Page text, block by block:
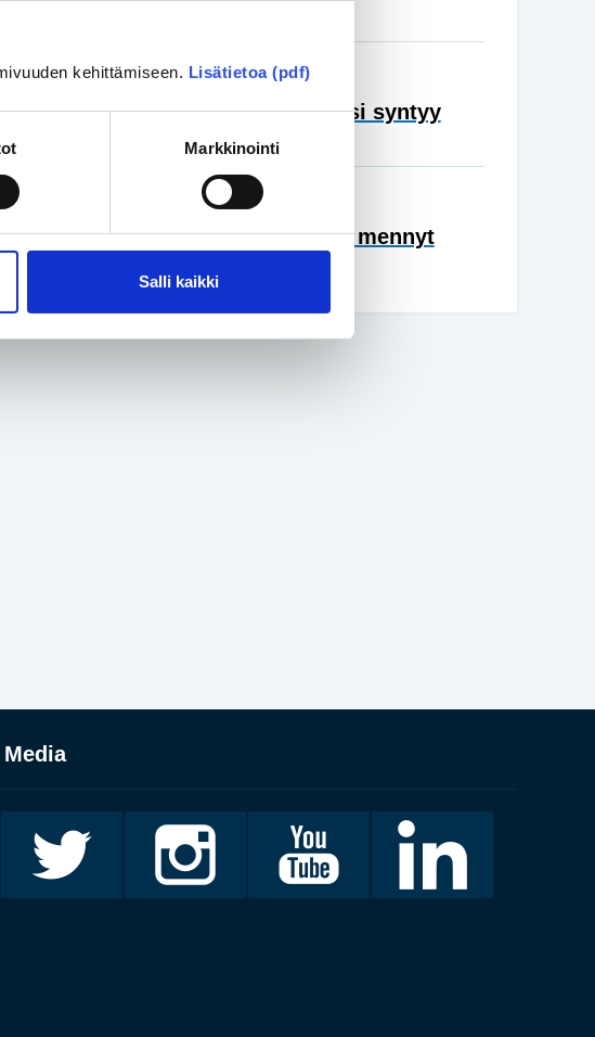
kehittämiseen. Lisätietoa (pdf)
Markkinointi
Salli kaikki
Yhteiskunta• 27.05.2026
Perhe on uuden äärellä, kun lapsi syntyy
lyhytkasvuisena
• 18.05.2026
Ruotsissa vammaispolitiikka on mennyt
Invalidiliitto
Twitterissä
Invalidiliitto
Instagramissa
Invalidiliitto
Youtubessa
LinkedIn